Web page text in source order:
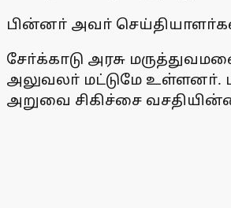
பின்னா் அவா்
சோ்க்காடு அரசு
அலுவலா் மட்டுமே உள்ளனா்.
அறுவை சிகிச்சை